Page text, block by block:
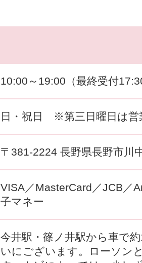
10:00～19:00（最終受付
日・祝日 ※第三日曜日は営
〒381-2224 長野県長野市川
VISA／MasterCard／JCB／
子マネー
今井駅・篠ノ井駅から車で
いにございます。ローソン